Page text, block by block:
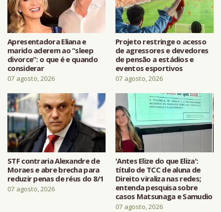
Apresentadora Eliana e
marido aderem ao “sleep
divorce”: o que é e quando
considerar
07 agosto, 2026
Projeto restringe o acesso
de agressores e devedores
de pensão a estádios e
eventos esportivos
07 agosto, 2026
STF contraria Alexandre de
Moraes e abre brecha para
reduzir penas de réus do 8/1
07 agosto, 2026
'Antes Elize do que Eliza':
título de TCC de aluna de
Direito viraliza nas redes;
entenda pesquisa sobre
casos Matsunaga e Samudio
07 agosto, 2026